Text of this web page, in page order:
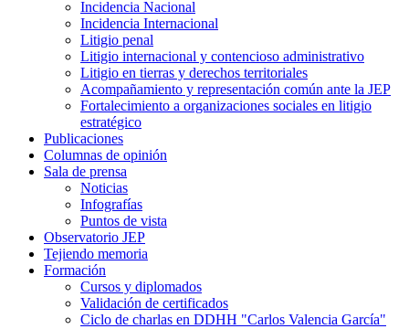
Incidencia Nacional
Incidencia Internacional
Litigio penal
Litigio internacional y contencioso administrativo
Litigio en tierras y derechos territoriales
Acompañamiento y representación común ante la JEP
Fortalecimiento a organizaciones sociales en litigio
estratégico
Publicaciones
Columnas de opinión
Sala de prensa
Noticias
Infografías
Puntos de vista
Observatorio JEP
Tejiendo memoria
Formación
Cursos y diplomados
Validación de certificados
Ciclo de charlas en DDHH "Carlos Valencia García"